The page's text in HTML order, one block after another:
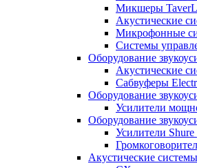
Микшеры
Акустические
Микрофонные
Системы
Оборудование
Акустические
Сабвуферы
Оборудование
Усилители
Оборудование
Усилители Shure
Акустические